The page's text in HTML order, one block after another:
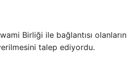
Birliği ile bağlantısı olanların
talep ediyordu.